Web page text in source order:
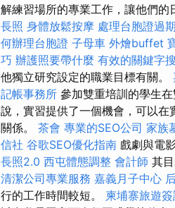
解練習場所的專業工作，讓他們的
長照 身體放鬆按摩 處理台胞證過
何辦理台胞證 子母車 外燴buffet
巧 辦護照要帶什麼 有效的關鍵字
他獨立研究設定的職業目標有關。
記帳事務所 參加雙重培訓的學生
說，實習提供了一個機會，可以
關係。 茶會 專業的SEO公司 家族
信社 谷歌SEO優化指南 戲劇與電
長照2.0 西屯體態調整 會計師 其
清潔公司專業服務 嘉義月子中心
行的工作時間較短。 柬埔寨旅遊